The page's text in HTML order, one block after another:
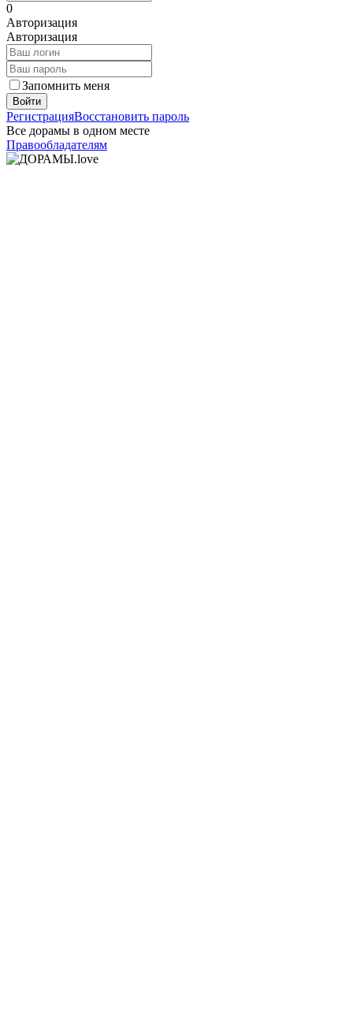
0
Авторизация
Авторизация
Запомнить меня
Войти
РегистрацияВосстановить пароль
Все дорамы в одном месте
Правообладателям